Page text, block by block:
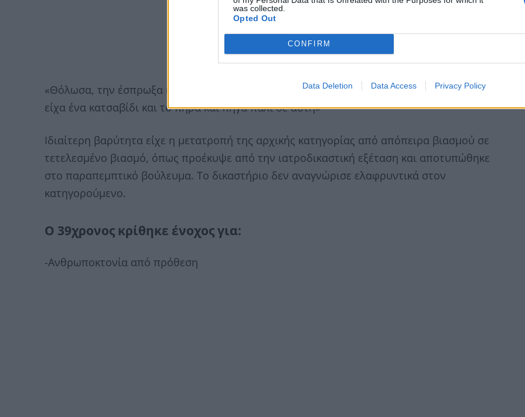
was collected.
Opted Out
CONFIRM
Data Deletion Data Access Privacy Policy
«Θόλωσα, την έσπρωξα και έπεσε κάτω και πήγα στο αμάξι, στην πόρτα του οδηγού που
είχα ένα κατσαβίδι και το πήρα και πήγα πάλι σε αυτή»
Ιδιαίτερη βαρύτητα είχε η μετατροπή της αρχικής κατηγορίας από απόπειρα βιασμού σε
τετελεσμένο βιασμό, όπως προέκυψε από την ιατροδικαστική εξέταση και αποτυπώθηκε
στο παραπεμπτικό βούλευμα. Το δικαστήριο δεν αναγνώρισε ελαφρυντικά στον
κατηγορούμενο.
Ο 39χρονος κρίθηκε ένοχος για:
-Ανθρωποκτονία από πρόθεση